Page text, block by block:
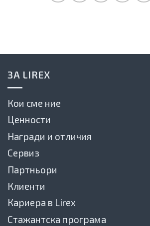
ЗА LIREX
Кои сме ние
Ценности
Награди и отличия
Сервиз
Партньори
Клиенти
Кариера в Lirex
Стажантска програма